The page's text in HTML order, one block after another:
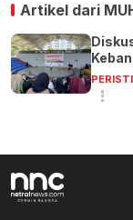
Artikel dari